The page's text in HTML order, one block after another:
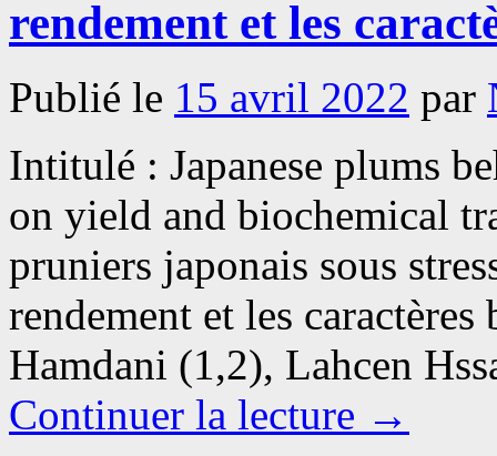
rendement et les
Publié le 15 avril 2022 par
Intitulé : Japanese plums
on yield and biochemical
pruniers japonais sous
rendement et les
Hamdani (1,2), Lahcen
Continuer la lecture →